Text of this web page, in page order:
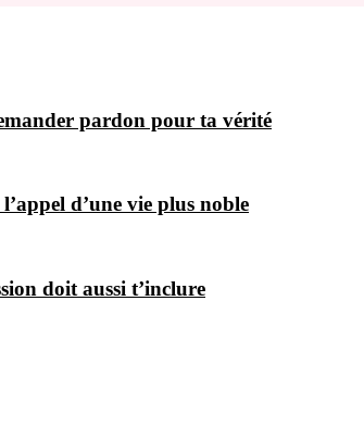
pardon pour ta vérité
d’une vie plus noble
doit aussi t’inclure